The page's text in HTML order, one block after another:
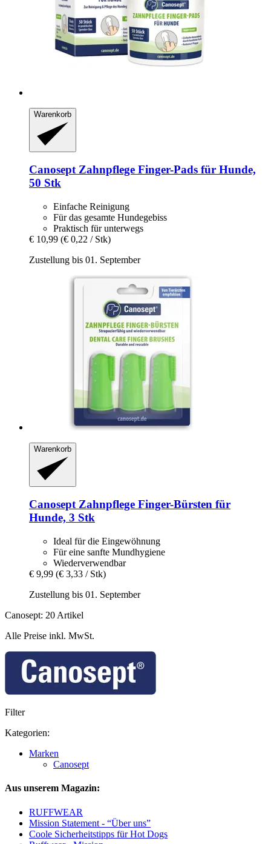
Warenkorb
CanoseptZahnpflege Finger-​Pads für Hunde,
50 Stk
Einfache Reinigung
Für das gesamte Hundegebiss
Praktisch für unterwegs
€ 10,99 (€ 0,22 / Stk)
Zustellung bis 01. September
Warenkorb
CanoseptZahnpflege Finger-​Bürsten für
Hunde, 3 Stk
Ideal für die Eingewöhnung
Für eine sanfte Mundhygiene
Wiederverwendbar
€ 9,99 (€ 3,33 / Stk)
Zustellung bis 01. September
Canosept: 20 Artikel
Alle Preise inkl. MwSt.
Filter
Kategorien:
Marken
Canosept
Aus unserem Magazin:
RUFFWEAR
Mission Statement - “Über uns”
Coole Sicherheitstipps für Hot Dogs